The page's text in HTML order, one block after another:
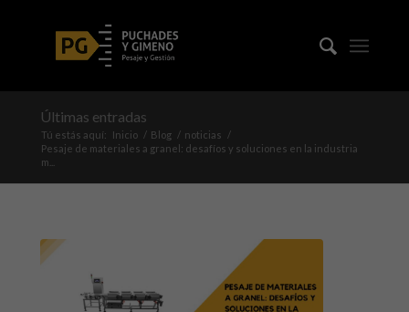
Últimas entradas
Tú estás aquí: Inicio / Blog / noticias
/
Pesaje de materiales a granel: desafíos y soluciones en la industria
m...